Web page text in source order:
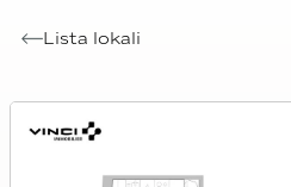
Lista lokali